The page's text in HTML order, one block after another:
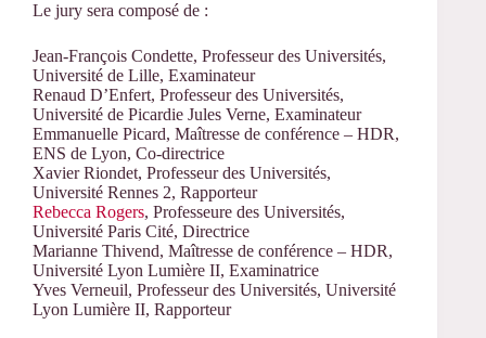
Le jury sera composé de :
Jean-François Condette, Professeur des Universités,
Université de Lille, Examinateur
Renaud D’Enfert, Professeur des Universités,
Université de Picardie Jules Verne, Examinateur
Emmanuelle Picard, Maîtresse de conférence – HDR,
ENS de Lyon, Co-directrice
Xavier Riondet, Professeur des Universités,
Université Rennes 2, Rapporteur
Rebecca Rogers, Professeure des Universités,
Université Paris Cité, Directrice
Marianne Thivend, Maîtresse de conférence – HDR,
Université Lyon Lumière II, Examinatrice
Yves Verneuil, Professeur des Universités, Université
Lyon Lumière II, Rapporteur